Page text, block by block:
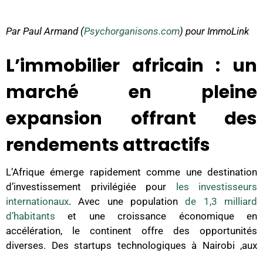
Par Paul Armand (Psychorganisons.com) pour ImmoLink
L’immobilier africain : un
marché en pleine
expansion offrant des
rendements attractifs
L’Afrique émerge rapidement comme une destination
d’investissement privilégiée pour
les investisseurs
internationaux. Avec une populationde 1,3 milliard
d’habitants et une croissance économique en
accélération, le continent offre des opportunités
diverses. Des startups technologiques à Nairobi ,aux